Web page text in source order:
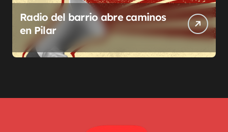
Radio del barrio abre caminos
en Pilar